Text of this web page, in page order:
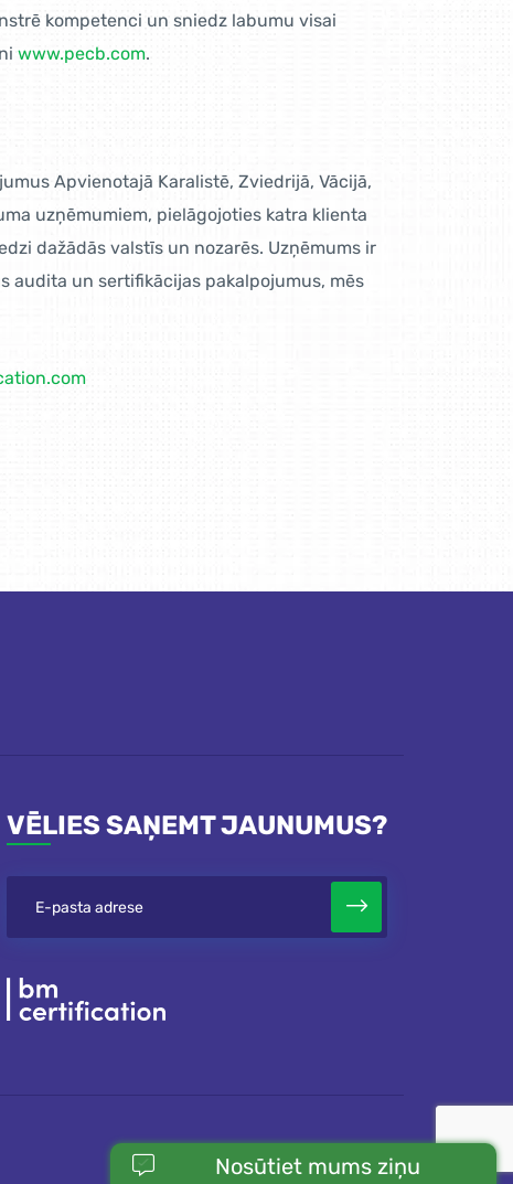
kompetenci un sniedz labumu visai
www.pecb.com.
Apvienotajā Karalistē, Zviedrijā, Vācijā,
uzņēmumiem, pielāgojoties katra klienta
dažādās valstīs un nozarēs. Uzņēmums ir
audita un sertifikācijas pakalpojumus, mēs
Nosūtiet mums ziņu
VĒLIES SAŅEMT JAUNUMUS?